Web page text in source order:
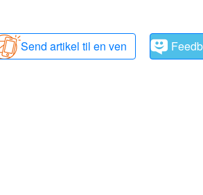
Send artikel til en ven